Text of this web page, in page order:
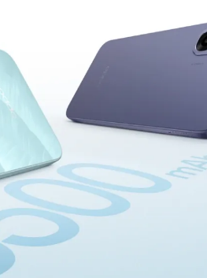
بطارية Oppo A6x 4G وساعات التشغيل
عيوب Oppo A6x 4G
هل يستحق الشراء؟